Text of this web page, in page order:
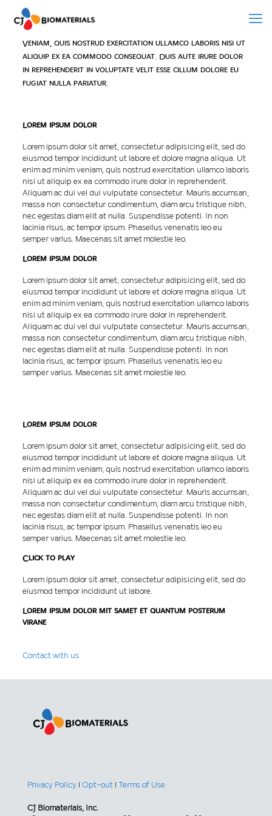
Veniam, quis nostrud exercitation ullamco laboris nisi ut
aliquip ex ea commodo consequat. Duis aute irure dolor
in reprehenderit in voluptate velit esse cillum dolore eu
fugiat nulla pariatur.
Lorem ipsum dolor
Lorem ipsum dolor sit amet, consectetur adipisicing elit, sed do
eiusmod tempor incididunt ut labore et dolore magna aliqua. Ut
enim ad minim veniam, quis nostrud exercitation ullamco laboris
nisi ut aliquip ex ea commodo irure dolor in reprehenderit.
Aliquam ac dui vel dui vulputate consectetur. Mauris accumsan,
massa non consectetur condimentum, diam arcu tristique nibh,
nec egestas diam elit at nulla. Suspendisse potenti. In non
lacinia risus, ac tempor ipsum. Phasellus venenatis leo eu
semper varius. Maecenas sit amet molestie leo.
Lorem ipsum dolor
Lorem ipsum dolor sit amet, consectetur adipisicing elit, sed do
eiusmod tempor incididunt ut labore et dolore magna aliqua. Ut
enim ad minim veniam, quis nostrud exercitation ullamco laboris
nisi ut aliquip ex ea commodo irure dolor in reprehenderit.
Aliquam ac dui vel dui vulputate consectetur. Mauris accumsan,
massa non consectetur condimentum, diam arcu tristique nibh,
nec egestas diam elit at nulla. Suspendisse potenti. In non
lacinia risus, ac tempor ipsum. Phasellus venenatis leo eu
semper varius. Maecenas sit amet molestie leo.
Lorem ipsum dolor
Lorem ipsum dolor sit amet, consectetur adipisicing elit, sed do
eiusmod tempor incididunt ut labore et dolore magna aliqua. Ut
enim ad minim veniam, quis nostrud exercitation ullamco laboris
nisi ut aliquip ex ea commodo irure dolor in reprehenderit.
Aliquam ac dui vel dui vulputate consectetur. Mauris accumsan,
massa non consectetur condimentum, diam arcu tristique nibh,
nec egestas diam elit at nulla. Suspendisse potenti. In non
lacinia risus, ac tempor ipsum. Phasellus venenatis leo eu
semper varius. Maecenas sit amet molestie leo.
Click to play
Lorem ipsum dolor sit amet, consectetur adipisicing elit, sed do
eiusmod tempor incididunt ut labore.
Lorem ipsum dolor mit samet et quantum posterum
virane
Contact with us
Privacy Policy | Opt-out | Terms of Use
CJ Biomaterials, Inc.